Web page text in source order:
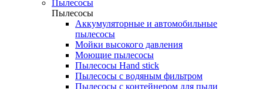
Пылесосы
Пылесосы
Аккумуляторные и автомобильные
пылесосы
Мойки высокого давления
Моющие пылесосы
Пылесосы Hand stick
Пылесосы с водяным фильтром
Пылесосы с контейнером для пыли